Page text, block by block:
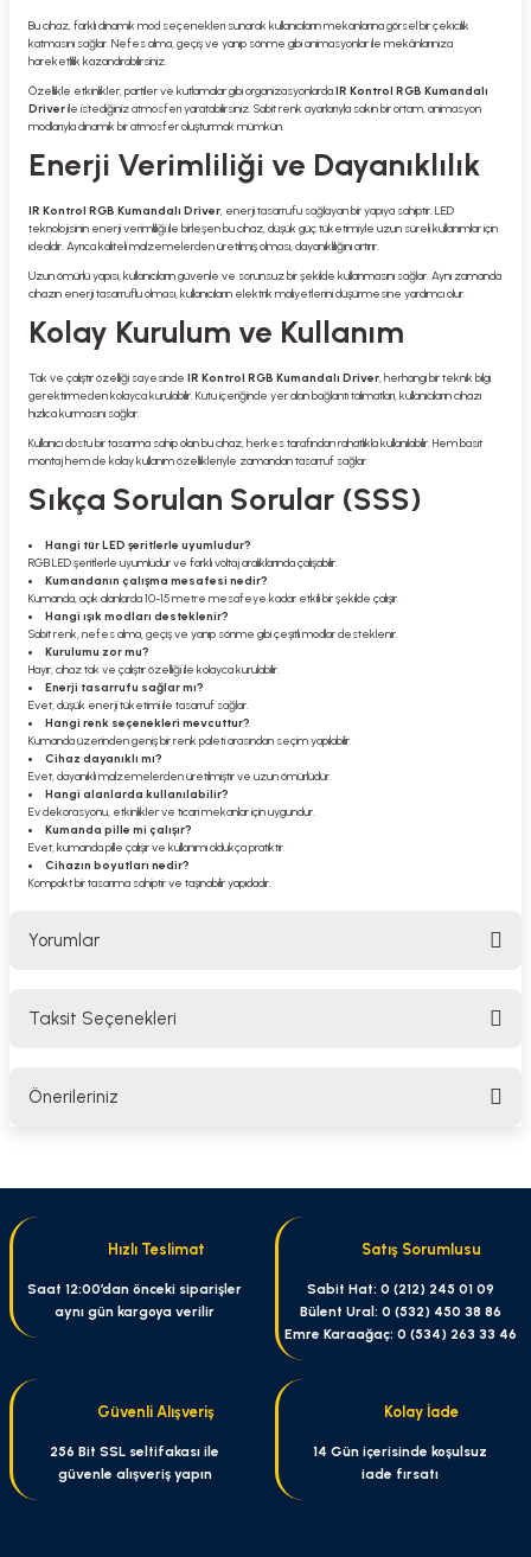
Bu cihaz, farklı dinamik mod seçenekleri sunarak kullanıcıların mekanlarına görsel bir çekicilik
katmasını sağlar. Nefes alma, geçiş ve yanıp sönme gibi animasyonlar ile mekânlarınıza
hareketlilik kazandırabilirsiniz.
Özellikle etkinlikler, partiler ve kutlamalar gibi organizasyonlardaIR Kontrol RGB Kumandalı
Driverile istediğiniz atmosferi yaratabilirsiniz. Sabit renk ayarlarıyla sakin bir ortam, animasyon
modlarıyla dinamik bir atmosfer oluşturmak mümkün.
Enerji Verimliliği ve Dayanıklılık
IR Kontrol RGB Kumandalı Driver, enerji tasarrufu sağlayan bir yapıya sahiptir. LED
teknolojisinin enerji verimliliği ile birleşen bu cihaz, düşük güç tüketimiyle uzun süreli kullanımlar için
idealdir. Ayrıca kaliteli malzemelerden üretilmiş olması, dayanıklılığını artırır.
Uzun ömürlü yapısı, kullanıcıların güvenle ve sorunsuz bir şekilde kullanmasını sağlar. Aynı zamanda
cihazın enerji tasarruflu olması, kullanıcıların elektrik maliyetlerini düşürmesine yardımcı olur.
Kolay Kurulum ve Kullanım
Tak ve çalıştır özelliği sayesinde IR Kontrol RGB Kumandalı Driver, herhangi bir teknik bilgi
gerektirmeden kolayca kurulabilir. Kutu içeriğinde yer alan bağlantı talimatları, kullanıcıların cihazı
hızlıca kurmasını sağlar.
Kullanıcı dostu bir tasarıma sahip olan bu cihaz, herkes tarafından rahatlıkla kullanılabilir. Hem basit
montaj hem de kolay kullanım özellikleriyle zamandan tasarruf sağlar.
Sıkça Sorulan Sorular (SSS)
Hangi tür LED şeritlerle uyumludur?
RGB LED şeritlerle uyumludur ve farklı voltaj aralıklarında çalışabilir.
Kumandanın çalışma mesafesi nedir?
Kumanda, açık alanlarda 10-15 metre mesafeye kadar etkili bir şekilde çalışır.
Hangi ışık modları desteklenir?
Sabit renk, nefes alma, geçiş ve yanıp sönme gibi çeşitli modlar desteklenir.
Kurulumu zor mu?
Hayır, cihaz tak ve çalıştır özelliği ile kolayca kurulabilir.
Enerji tasarrufu sağlar mı?
Evet, düşük enerji tüketimi ile tasarruf sağlar.
Hangi renk seçenekleri mevcuttur?
Kumanda üzerinden geniş bir renk paleti arasından seçim yapılabilir.
Cihaz dayanıklı mı?
Evet, dayanıklı malzemelerden üretilmiştir ve uzun ömürlüdür.
Hangi alanlarda kullanılabilir?
Ev dekorasyonu, etkinlikler ve ticari mekanlar için uygundur.
Kumanda pille mi çalışır?
Evet, kumanda pille çalışır ve kullanımı oldukça pratiktir.
Cihazın boyutları nedir?
Kompakt bir tasarıma sahiptir ve taşınabilir yapıdadır.
Yorumlar
Taksit Seçenekleri
Önerileriniz
Görüş ve önerileriniz için teşekkür ederiz.
Ürün resmi kalitesiz, bozuk veya görüntülenemiyor.
Ürün açıklamasında eksik bilgiler bulunuyor.
Ürün fiyatı diğer sitelerden daha pahalı.
Bu ürüne benzer farklı alternatifler olmalı.
Hızlı Teslimat
Saat 12:00’dan önceki siparişler
aynı gün kargoya verilir
Satış Sorumlusu
Sabit Hat: 0 (212) 245 01 09
Bülent Ural: 0 (532) 450 38 86
Emre Karaağaç: 0 (534) 263 33 46
Güvenli Alışveriş
256 Bit SSL seltifakası ile
güvenle alışveriş yapın
Kolay İade
14 Gün içerisinde koşulsuz
iade fırsatı